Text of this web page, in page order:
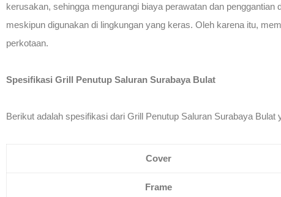
kerusakan, sehingga mengurangi biaya perawatan dan
meskipun digunakan di lingkungan yang keras. Oleh karena itu,
perkotaan.
Spesifikasi Grill Penutup Saluran Surabaya Bulat
Berikut adalah spesifikasi dari Grill Penutup Saluran Surabaya Bulat
Cover
Frame